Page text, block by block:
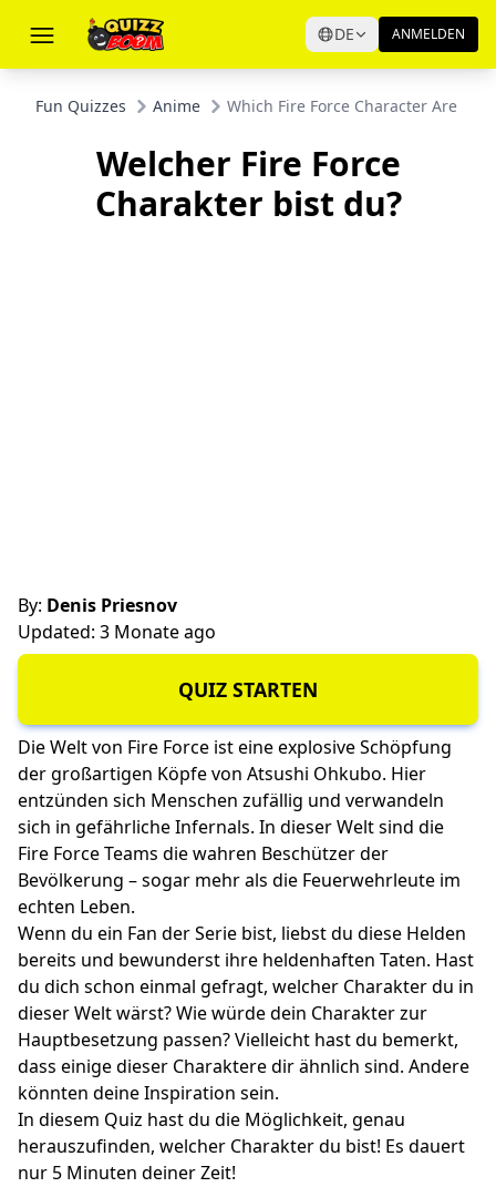
DE ANMELDEN
Fun Quizzes Anime Which Fire Force Character Are You?
Welcher Fire Force
Charakter bist du?
By: Denis Priesnov
Updated: 3 Monate ago
QUIZ STARTEN
Die Welt von Fire Force ist eine explosive Schöpfung
der großartigen Köpfe von Atsushi Ohkubo. Hier
entzünden sich Menschen zufällig und verwandeln
sich in gefährliche Infernals. In dieser Welt sind die
Fire Force Teams die wahren Beschützer der
Bevölkerung – sogar mehr als die Feuerwehrleute im
echten Leben.
Wenn du ein Fan der Serie bist, liebst du diese Helden
bereits und bewunderst ihre heldenhaften Taten. Hast
du dich schon einmal gefragt, welcher Charakter du in
dieser Welt wärst? Wie würde dein Charakter zur
Hauptbesetzung passen? Vielleicht hast du bemerkt,
dass einige dieser Charaktere dir ähnlich sind. Andere
könnten deine Inspiration sein.
In diesem Quiz hast du die Möglichkeit, genau
herauszufinden, welcher Charakter du bist! Es dauert
nur 5 Minuten deiner Zeit!